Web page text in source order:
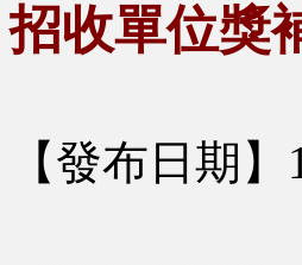
招收單位獎
【發布日期